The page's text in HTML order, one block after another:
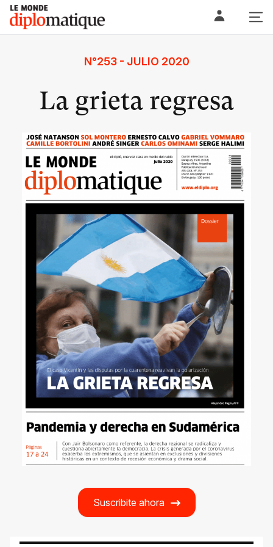
Skip
content
Le monde diplomatique
N°253 - JULIO 2020
La grieta regresa
Suscribite ahora